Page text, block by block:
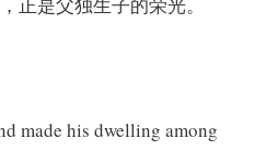
正是父独生子的荣光。
made his dwelling among